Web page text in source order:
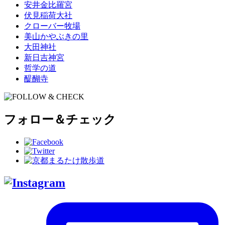
安井金比羅宮
伏見稲荷大社
クローバー牧場
美山かやぶきの里
大田神社
新日吉神宮
哲学の道
醍醐寺
フォロー＆チェック